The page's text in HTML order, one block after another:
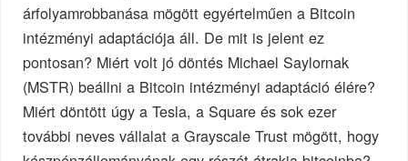
árfolyamrobbanása mögött egyértelműen a Bitcoin
intézményi adaptációja áll. De mit is jelent ez
pontosan? Miért volt jó döntés Michael Saylornak
(MSTR) beállni a Bitcoin intézményi adaptáció élére?
Miért döntött úgy a Tesla, a Square és sok ezer
további neves vállalat a Grayscale Trust mögött, hogy